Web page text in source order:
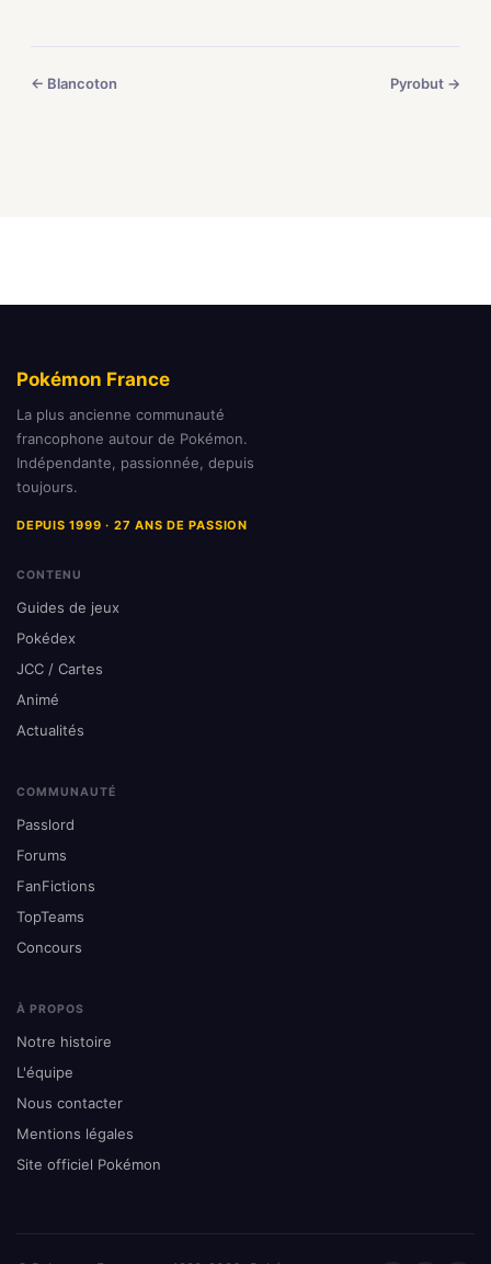
← Blancoton Pyrobut →
Pokémon France
La plus ancienne communauté
francophone autour de Pokémon.
Indépendante, passionnée, depuis
toujours.
DEPUIS 1999 · 27 ANS DE PASSION
CONTENU
Guides de jeux
Pokédex
JCC / Cartes
Animé
Actualités
COMMUNAUTÉ
Passlord
Forums
FanFictions
TopTeams
Concours
À PROPOS
Notre histoire
L'équipe
Nous contacter
Mentions légales
Site officiel Pokémon